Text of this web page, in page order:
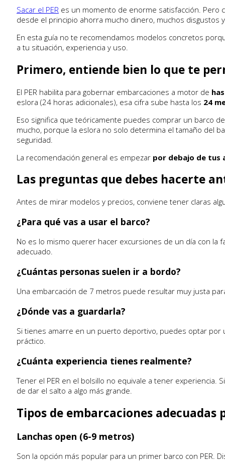
Sacar el PER es un momento de enorme satisfacción. Pero
desde el principio ahorra mucho dinero, muchos disgustos
En esta guía no te recomendamos modelos concretos
a tu situación, experiencia y uso.
Primero, entiende bien lo que te
El PER habilita para gobernar embarcaciones a motor de
eslora (24 horas adicionales), esa cifra sube hasta los 24
Eso significa que teóricamente puedes comprar un barco
mucho, porque la eslora no solo determina el tamaño del
seguridad.
La recomendación general es empezar por debajo de tus
Las preguntas que debes hacerte
Antes de mirar modelos y precios, conviene tener claras
¿Para qué vas a usar el barco?
No es lo mismo querer hacer excursiones de un día con la
adecuado.
¿Cuántas personas suelen ir a bordo?
Una embarcación de 7 metros puede resultar muy justa
¿Dónde vas a guardarla?
Si tienes amarre en un puerto deportivo, puedes optar por
práctico.
¿Cuánta experiencia tienes realmente?
Tener el PER en el bolsillo no equivale a tener experiencia.
de dar el salto a algo más grande.
Tipos de embarcaciones adecuadas
Lanchas open (6-9 metros)
Son la opción más popular para un primer barco con PER.